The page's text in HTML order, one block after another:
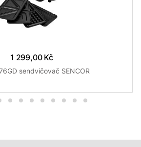
1 299,00 Kč
sendvičovač SENCOR